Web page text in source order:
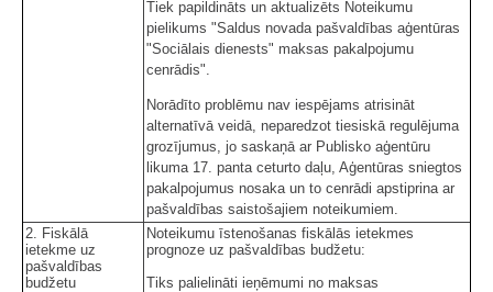
Tiek papildināts un aktualizēts Noteikumu
pielikums "Saldus novada pašvaldības aģentūras
"Sociālais dienests" maksas pakalpojumu
cenrādis".
Norādīto problēmu nav iespējams atrisināt
alternatīvā veidā, neparedzot tiesiskā regulējuma
grozījumus, jo saskaņā ar Publisko aģentūru
likuma 17. panta ceturto daļu, Aģentūras sniegtos
pakalpojumus nosaka un to cenrādi apstiprina ar
pašvaldības saistošajiem noteikumiem.
2. Fiskālā
ietekme uz
pašvaldības
budžetu
Noteikumu īstenošanas fiskālās ietekmes
prognoze uz pašvaldības budžetu:
Tiks palielināti ieņēmumi no maksas